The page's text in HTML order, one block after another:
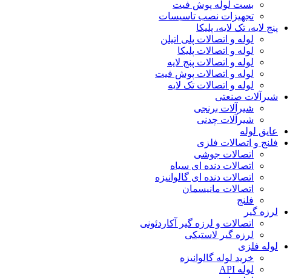
بست لوله پوش فیت
تجهیزات نصب تاسیسات
پنج لایه، تک لایه، پلیکا
لوله و اتصالات پلی اتیلن
لوله و اتصالات پلیکا
لوله و اتصالات پنج لایه
لوله و اتصالات پوش فیت
لوله و اتصالات تک لایه
شیرآلات صنعتی
شیرآلات برنجی
شیرآلات چدنی
عایق لوله
فلنج و اتصالات فلزی
اتصالات جوشی
اتصالات دنده ای سیاه
اتصالات دنده ای گالوانیزه
اتصالات مانیسمان
فلنج
لرزه گیر
اتصالات و لرزه گیر آکاردئونی
لرزه گیر لاستیکی
لوله فلزی
خرید لوله گالوانیزه
لوله API